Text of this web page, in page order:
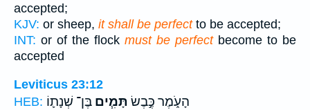
accepted;
KJV: or sheep, it shall be perfectto be accepted;
INT: or of the flock must be perfectbecome to be
accepted
Leviticus 23:12
HEB:
הָעֹ֑מֶר כֶּ֣בֶשׂ תָּמִ֧ים בֶּן־ שְׁנָת֛וֹ